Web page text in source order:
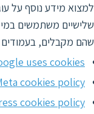
למצוא מידע נוסף על
שלישיים משתמשים
שהם מקבלים,
uses cookies
cookies policy
cookies policy